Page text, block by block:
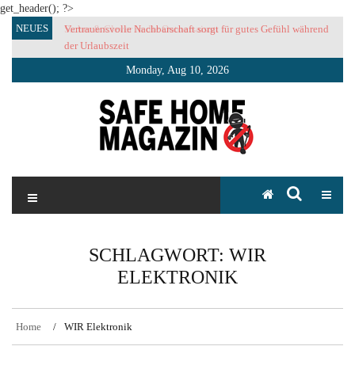
get_header(); ?>
Skip
content
NEUES
Vertrauensvolle Nachbarschaft sorgt für gutes Gefühl während
der Urlaubszeit
Monday, Aug 10, 2026
SAFE HOME Magazin
SCHLAGWORT: WIR
ELEKTRONIK
Home WIR Elektronik